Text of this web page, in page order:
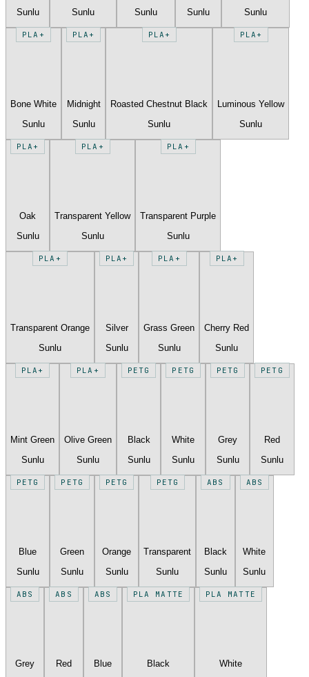
Sunlu
Sunlu
Sunlu
Sunlu
Sunlu
PLA+
Bone White
Sunlu
PLA+
Midnight
Sunlu
PLA+
Roasted Chestnut Black
Sunlu
PLA+
Luminous Yellow
Sunlu
PLA+
Oak
Sunlu
PLA+
Transparent Yellow
Sunlu
PLA+
Transparent Purple
Sunlu
PLA+
Transparent Orange
Sunlu
PLA+
Silver
Sunlu
PLA+
Grass Green
Sunlu
PLA+
Cherry Red
Sunlu
PLA+
Mint Green
Sunlu
PLA+
Olive Green
Sunlu
PETG
Black
Sunlu
PETG
White
Sunlu
PETG
Grey
Sunlu
PETG
Red
Sunlu
PETG
Blue
Sunlu
PETG
Green
Sunlu
PETG
Orange
Sunlu
PETG
Transparent
Sunlu
ABS
Black
Sunlu
ABS
White
Sunlu
ABS
Grey
ABS
Red
ABS
Blue
PLA MATTE
Black
PLA MATTE
White